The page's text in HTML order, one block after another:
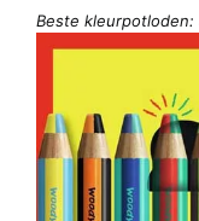
Beste kleurpotloden: